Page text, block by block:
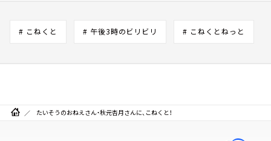
# こねくと # 午後3時のビリビリ # こねくとねっと
たいそうのおねえさん・秋元杏月さんに、こねくと！